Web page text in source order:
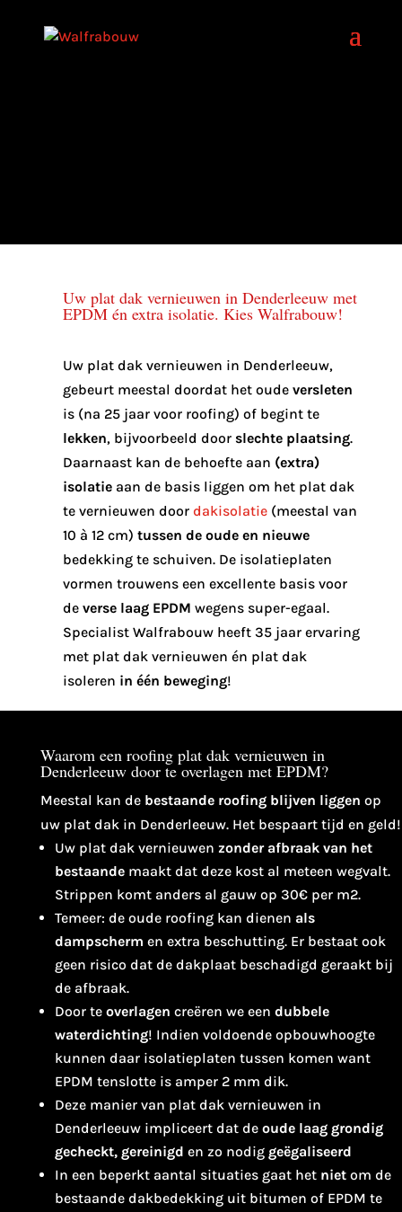
Uw plat dak vernieuwen in Denderleeuw met
EPDM én extra isolatie. Kies Walfrabouw!
Uw plat dak vernieuwen in Denderleeuw,
gebeurt meestal doordat het oude versleten
is (na 25 jaar voor roofing) of begint te
lekken, bijvoorbeeld door slechte plaatsing.
Daarnaast kan de behoefte aan (extra)
isolatieaan de basis liggen om het plat dak
te vernieuwen door dakisolatie(meestal van
10 à 12 cm) tussen de oude en nieuwe
bedekking te schuiven. De isolatieplaten
vormen trouwens een excellente basis voor
de verse laag EPDM wegens super-egaal.
Specialist Walfrabouw heeft 35 jaar ervaring
met plat dak vernieuwen én plat dak
isoleren in één beweging!
Waarom een roofing plat dak vernieuwen in
Denderleeuw door te overlagen met EPDM?
Meestal kan de bestaande roofing blijven liggen op
uw plat dak in Denderleeuw. Het bespaart tijd en geld!
Uw plat dak vernieuwen zonder afbraak van het
bestaande maakt dat deze kost al meteen wegvalt.
Strippen komt anders al gauw op 30€ per m2.
Temeer: de oude roofing kan dienen als
dampscherm en extra beschutting. Er bestaat ook
geen risico dat de dakplaat beschadigd geraakt bij
de afbraak.
Door te overlagen creëren we een dubbele
waterdichting! Indien voldoende opbouwhoogte
kunnen daar isolatieplaten tussen komen want
EPDM tenslotte is amper 2 mm dik.
Deze manier van plat dak vernieuwen in
Denderleeuw impliceert dat de oude laag grondig
gecheckt, gereinigd en zo nodiggeëgaliseerd
In een beperkt aantal situaties gaat het nietom de
bestaande dakbedekking uit bitumen of EPDM te